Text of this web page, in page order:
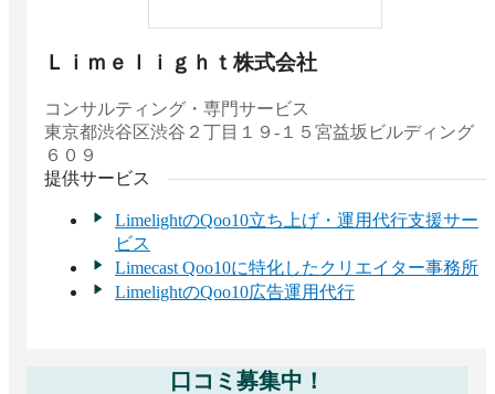
Ｌｉｍｅｌｉｇｈｔ株式会社
コンサルティング・専門サービス
東京都渋谷区渋谷２丁目１９‐１５宮益坂ビルディング
６０９
提供サービス
LimelightのQoo10立ち上げ・運用代行支援サー
ビス
Limecast Qoo10に特化したクリエイター事務所
LimelightのQoo10広告運用代行
口コミ募集中！